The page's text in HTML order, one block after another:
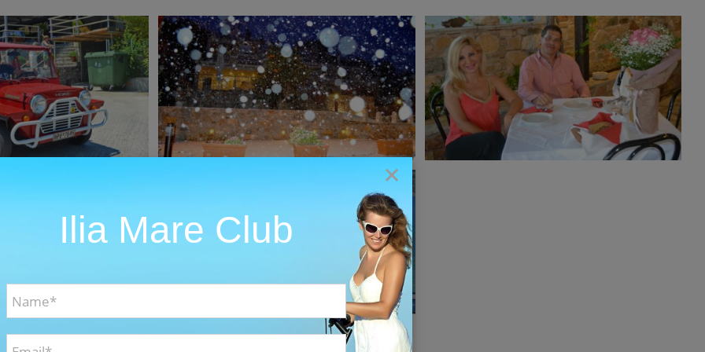
Gallery
Photos Videos
Christmas Photos
Christmas Guests Photos
Guest Photos
Guests Guests Photos
Photos Summer
Live Cams from Ilia Beach
About Guests Photos
×
Ilia Mare Club